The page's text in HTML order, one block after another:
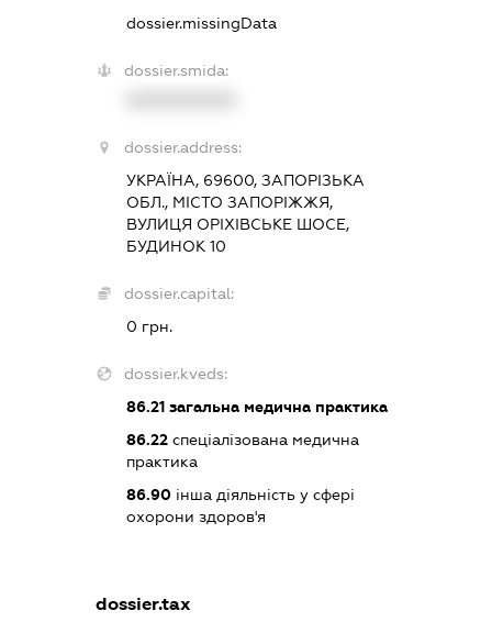
dossier.missingData
dossier.smida:
dossier.address:
УКРАЇНА, 69600, ЗАПОРІЗЬКА
ОБЛ., МІСТО ЗАПОРІЖЖЯ,
ВУЛИЦЯ ОРІХІВСЬКЕ ШОСЕ,
БУДИНОК 10
dossier.capital:
0 грн.
dossier.kveds:
86.21загальна медична практика
86.22спеціалізована медична
практика
86.90інша діяльність у сфері
охорони здоров'я
dossier.tax